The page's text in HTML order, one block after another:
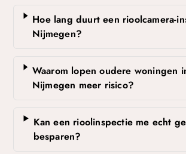
Hoe lang duurt een rioolcamera-
Nijmegen?
Waarom lopen oudere woningen
Nijmegen meer risico?
Kan een rioolinspectie me echt
besparen?